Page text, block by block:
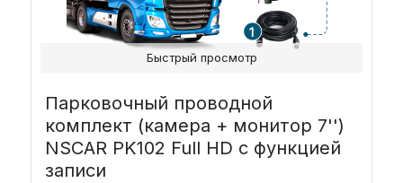
Парковочный проводной
комплект (камера + монитор 7'')
NSCAR PK102 Full HD с функцией
записи
Быстрый просмотр